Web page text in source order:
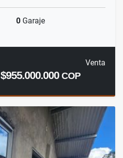
0 Garaje
Venta
$955.000.000COP